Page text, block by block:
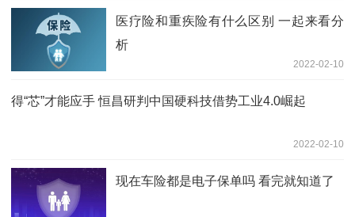
医疗险和重疾险有什么区别 一起来看分
析
2022-02-10
得“芯”才能应手 恒昌研判中国硬科技借势工业4.0崛起
2022-02-10
现在车险都是电子保单吗 看完就知道了